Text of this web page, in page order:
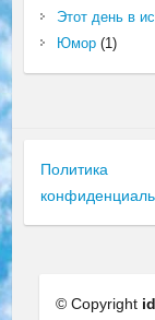
Этот день в
Юмор(1)
Политика
© Copyright